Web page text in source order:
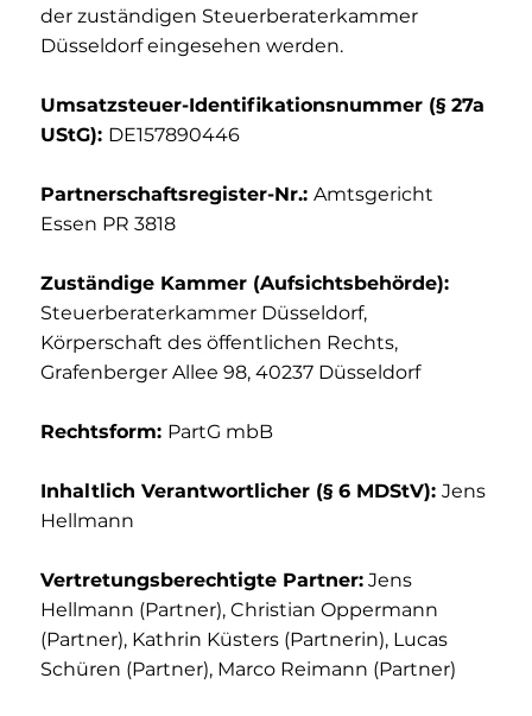
der zuständigen Steuerberaterkammer
Düsseldorf eingesehen werden.
Umsatzsteuer-Identifikationsnummer (§ 27a
UStG): DE157890446
Partnerschaftsregister-Nr.:Amtsgericht
Essen PR 3818
Zuständige Kammer (Aufsichtsbehörde):
Steuerberaterkammer Düsseldorf,
Körperschaft des öffentlichen Rechts,
Grafenberger Allee 98, 40237 Düsseldorf
Rechtsform: PartG mbB
Inhaltlich Verantwortlicher (§ 6 MDStV):Jens
Hellmann
Vertretungsberechtigte Partner: Jens
Hellmann (Partner), Christian Oppermann
(Partner), Kathrin Küsters (Partnerin), Lucas
Schüren (Partner), Marco Reimann (Partner)